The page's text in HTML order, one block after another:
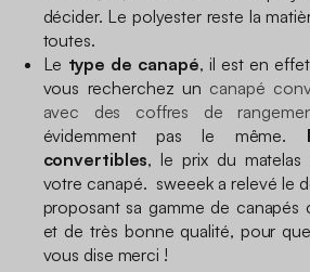
décider. Le polyester reste la
toutes.
Le type de canapé, il est en
vous recherchez un canapé
avec des coffres de
évidemment pas le même.
convertibles, le prix du
votre canapé. sweeek a relevé le
proposant sa gamme de canapés
et de très bonne qualité, pour
vous dise merci !